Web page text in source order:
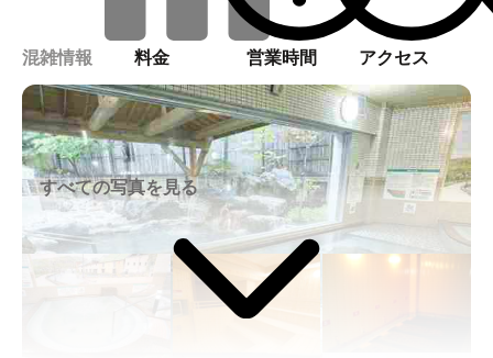
混雑情報 料金 営業時間 アクセス
すべての写真を見る